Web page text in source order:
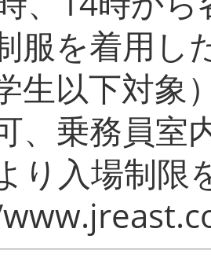
服を着用し
生以下対象
、乗務員室
り入場制限